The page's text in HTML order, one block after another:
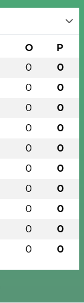
O P
0 0
0 0
0 0
0 0
0 0
0 0
0 0
0 0
0 0
0 0